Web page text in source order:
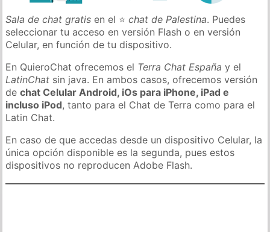
Sala de chat gratis en el ⭐chat de Palestina. Puedes
seleccionar tu acceso en versión Flash o en versión
Celular, en función de tu dispositivo.
En QuieroChat ofrecemos el Terra Chat España y el
LatinChat sin java. En ambos casos, ofrecemos versión
dechat Celular Android, iOs para iPhone, iPad e
incluso iPod, tanto para el Chat de Terra como para el
Latin Chat.
En caso de que accedas desde un dispositivo Celular, la
única opción disponible es la segunda, pues estos
dispositivos no reproducen Adobe Flash.